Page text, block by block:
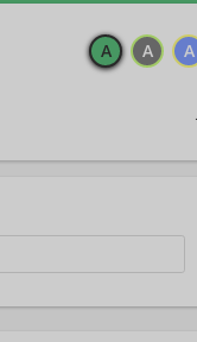
A A A